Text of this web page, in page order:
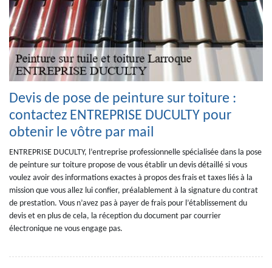
Devis de pose de peinture sur toiture :
contactez ENTREPRISE DUCULTY pour
obtenir le vôtre par mail
ENTREPRISE DUCULTY, l’entreprise professionnelle spécialisée dans la pose
de peinture sur toiture propose de vous établir un devis détaillé si vous
voulez avoir des informations exactes à propos des frais et taxes liés à la
mission que vous allez lui confier, préalablement à la signature du contrat
de prestation. Vous n’avez pas à payer de frais pour l’établissement du
devis et en plus de cela, la réception du document par courrier
électronique ne vous engage pas.